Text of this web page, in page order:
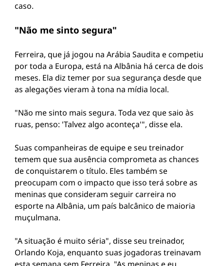
caso.
"Não me sinto segura"
Ferreira, que já jogou na Arábia Saudita e competiu
por toda a Europa, está na Albânia há cerca de dois
meses. Ela diz temer por sua segurança desde que
as alegações vieram à tona na mídia local.
"Não me sinto mais segura. Toda vez que saio às
ruas, penso: 'Talvez algo aconteça'", disse ela.
Suas companheiras de equipe e seu treinador
temem que sua ausência comprometa as chances
de conquistarem o título. Eles também se
preocupam com o impacto que isso terá sobre as
meninas que consideram seguir carreira no
esporte na Albânia, um país balcânico de maioria
muçulmana.
"A situação é muito séria", disse seu treinador,
Orlando Koja, enquanto suas jogadoras treinavam